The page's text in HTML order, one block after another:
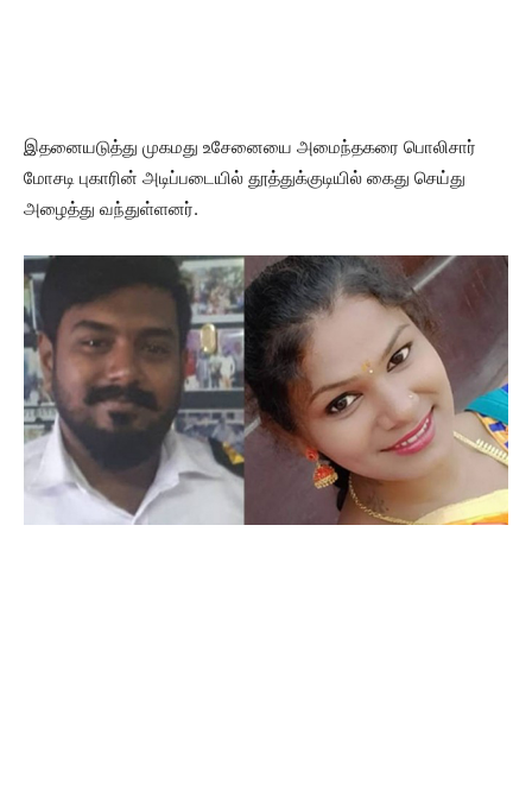
இதனையடுத்து முகமது உசேனையை அமைந்தகரை பொலிசார்
மோசடி புகாரின் அடிப்படையில் தூத்துக்குடியில் கைது செய்து
அழைத்து வந்துள்ளனர்.